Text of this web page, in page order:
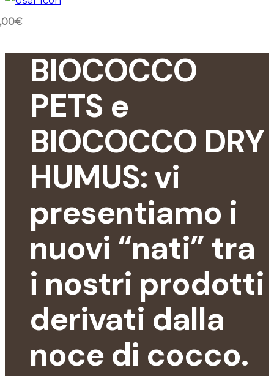
€
BIOCOCCO
PETS e
BIOCOCCO DRY
HUMUS: vi
presentiamo i
nuovi “nati” tra
i nostri prodotti
derivati dalla
noce di cocco.